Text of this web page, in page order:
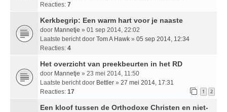
Reacties: 7
Kerkbegrip: Een warm hart voor je naaste
door Mannetje » 01 sep 2014, 22:02
Laatste bericht door Tom A Hawk » 05 sep 2014, 12:34
Reacties: 4
Het overzicht van preekbeurten in het RD
door Mannetje » 23 mei 2014, 11:50
Laatste bericht door Bettler » 27 mei 2014, 17:31
Reacties: 17 1 2
Een kloof tussen de Orthodoxe Christen en niet-